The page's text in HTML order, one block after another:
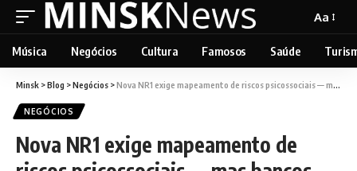
Aa
Música Negócios Cultura Famosos Saúde
Minsk >Blog >Negócios >Nova NR1 exige mapeamento de riscos psicossociais — mas bancos ignoram exigência e podem enfrentar avalanche de ações trabalhistas
NEGÓCIOS
Nova NR1 exige mapeamento de